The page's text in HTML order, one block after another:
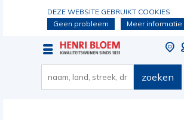
DEZE WEBSITE GEBRUIKT COOKIES
Geen probleem
Meer informatie
zoeken